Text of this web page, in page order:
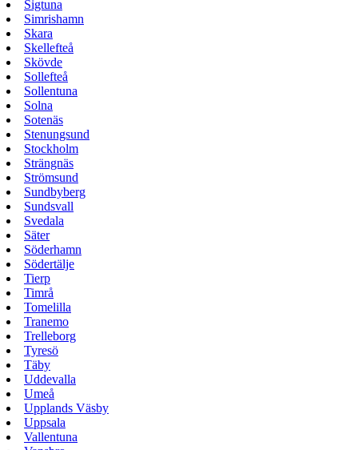
Sigtuna
Simrishamn
Skara
Skellefteå
Skövde
Sollefteå
Sollentuna
Solna
Sotenäs
Stenungsund
Stockholm
Strängnäs
Strömsund
Sundbyberg
Sundsvall
Svedala
Säter
Söderhamn
Södertälje
Tierp
Timrå
Tomelilla
Tranemo
Trelleborg
Tyresö
Täby
Uddevalla
Umeå
Upplands Väsby
Uppsala
Vallentuna